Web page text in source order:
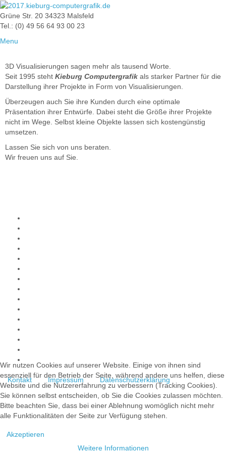
Grüne Str. 20 34323 Malsfeld
Tel.: (0) 49 56 64 93 00 23
Menu
3D Visualisierungen sagen mehr als tausend Worte.
Seit 1995 steht Kieburg Computergrafik als starker Partner für die
Darstellung ihrer Projekte in Form von Visualisierungen.
Überzeugen auch Sie ihre Kunden durch eine optimale
Präsentation ihrer Entwürfe. Dabei steht die Größe ihrer Projekte
nicht im Wege. Selbst kleine Objekte lassen sich kostengünstig
umsetzen.
Lassen Sie sich von uns beraten.
Wir freuen uns auf Sie.
Kontakt Impressum Datenschutzerklärung
Wir nutzen Cookies auf unserer Website. Einige von ihnen sind
essenziell für den Betrieb der Seite, während andere uns helfen, diese
Website und die Nutzererfahrung zu verbessern (Tracking Cookies).
Sie können selbst entscheiden, ob Sie die Cookies zulassen möchten.
Bitte beachten Sie, dass bei einer Ablehnung womöglich nicht mehr
alle Funktionalitäten der Seite zur Verfügung stehen.
Akzeptieren
Weitere Informationen